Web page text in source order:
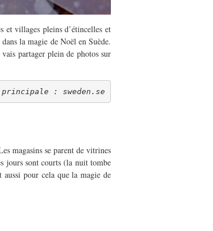
et villages pleins d’étincelles et
dans la magie de Noël en Suède.
vais partagerplein de photos sur
principale : sweden.se
magasins se parent de vitrines
jours sont courts (la nuit tombe
aussi pour cela que la magie de